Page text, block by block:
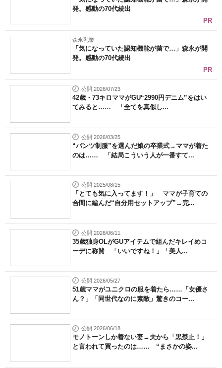
発。感動の70代続出
PR
森永乳業
「気になっていた認知機能が菌で…」森永が開
発。感動の70代続出
PR
公開 2026/07/23
42歳・73キロママがGU“2990円デニム”をはい
てみると…… 「全てを真似し...
公開 2026/03/25
“パンツ制服”を選んだ娘の卒業式→ママが着た
のは…… 「結局こういう人が一番すて...
公開 2025/08/15
「とても気に入ってます！」 ママが子育ての
合間に編んだ“自分用セットアップ”→完...
公開 2026/06/11
35歳独身OLがGUアイテムで組んだキレイめコ
ーデに称賛 「いいですね！」「美人...
公開 2026/05/27
51歳ママがユニクロの服を着たら……「女優さ
ん？」「同世代なのに素敵」驚きのコー...
公開 2026/06/18
モノトーンしか着ない妻→夫から「黒禁止！」
と言われて買ったのは…… “まさかの姿...